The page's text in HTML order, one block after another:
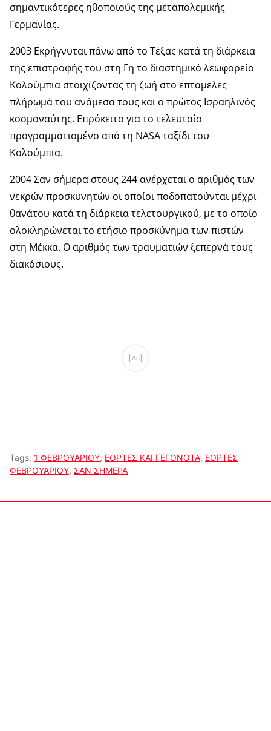
σημαντικότερες ηθοποιούς της μεταπολεμικής
Γερμανίας.
2003 Εκρήγνυται πάνω από το Τέξας κατά τη διάρκεια
της επιστροφής του στη Γη το διαστημικό λεωφορείο
Κολούμπια στοιχίζοντας τη ζωή στο επταμελές
πλήρωμά του ανάμεσα τους και ο πρώτος Ισραηλινός
κοσμοναύτης. Επρόκειτο για το τελευταίο
προγραμματισμένο από τη NASA ταξίδι του
Κολούμπια.
2004 Σαν σήμερα στους 244 ανέρχεται ο αριθμός των
νεκρών προσκυνητών οι οποίοι ποδοπατούνται μέχρι
θανάτου κατά τη διάρκεια τελετουργικού, με το οποίο
ολοκληρώνεται το ετήσιο προσκύνημα των πιστών
στη Μέκκα. Ο αριθμός των τραυματιών ξεπερνά τους
διακόσιους.
Ad
Tags: 1 ΦΕΒΡΟΥΑΡΙΟΥ, ΕΟΡΤΕΣ ΚΑΙ ΓΕΓΟΝΟΤΑ, ΕΟΡΤΕΣ
ΦΕΒΡΟΥΑΡΙΟΥ, ΣΑΝ ΣΗΜΕΡΑ